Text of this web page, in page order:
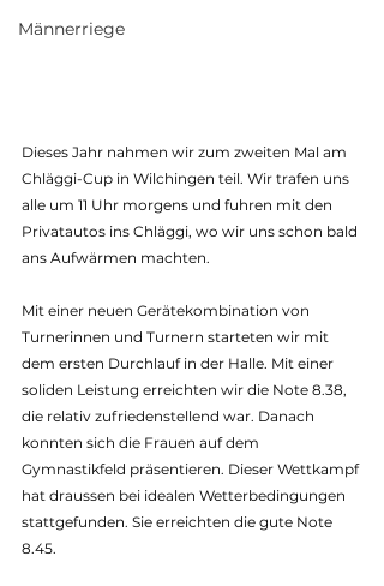
Männerriege
Dieses Jahr nahmen wir zum zweiten Mal am
Chläggi-Cup in Wilchingen teil. Wir trafen uns
alle um 11 Uhr morgens und fuhren mit den
Privatautos ins Chläggi, wo wir uns schon bald
ans Aufwärmen machten.
Mit einer neuen Gerätekombination von
Turnerinnen und Turnern starteten wir mit
dem ersten Durchlauf in der Halle. Mit einer
soliden Leistung erreichten wir die Note 8.38,
die relativ zufriedenstellend war. Danach
konnten sich die Frauen auf dem
Gymnastikfeld präsentieren. Dieser Wettkampf
hat draussen bei idealen Wetterbedingungen
stattgefunden. Sie erreichten die gute Note
8.45.